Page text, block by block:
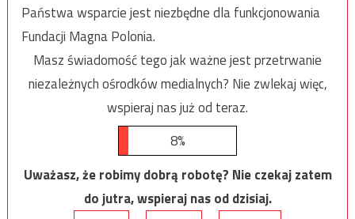
Państwa wsparcie jest niezbędne dla funkcjonowania
Fundacji Magna Polonia.
Masz świadomość tego jak ważne jest przetrwanie
niezależnych ośrodków medialnych? Nie zwlekaj więc,
wspieraj nas już od teraz.
8%
Uważasz, że robimy dobrą robotę? Nie czekaj zatem
do jutra, wspieraj nas od dzisiaj.